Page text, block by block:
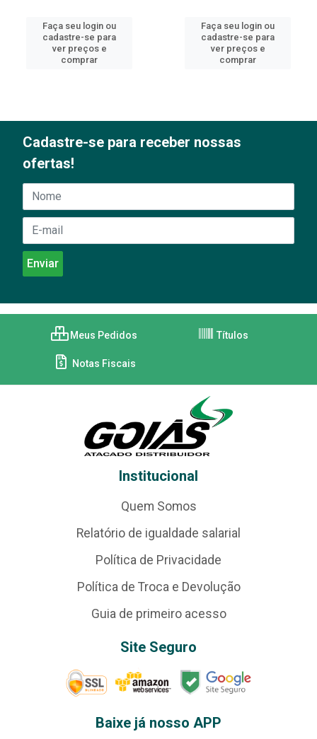
Faça seu login ou
cadastre-se para
ver preços e
comprar
Faça seu login ou
cadastre-se para
ver preços e
comprar
Cadastre-se para receber nossas
ofertas!
Meus Pedidos Títulos
Notas Fiscais
Institucional
Quem Somos
Relatório de igualdade salarial
Política de Privacidade
Política de Troca e Devolução
Guia de primeiro acesso
Site Seguro
Baixe já nosso APP